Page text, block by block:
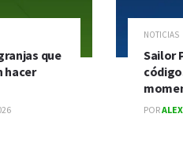
que
hacer
NOTICIAS
Sailor
POR